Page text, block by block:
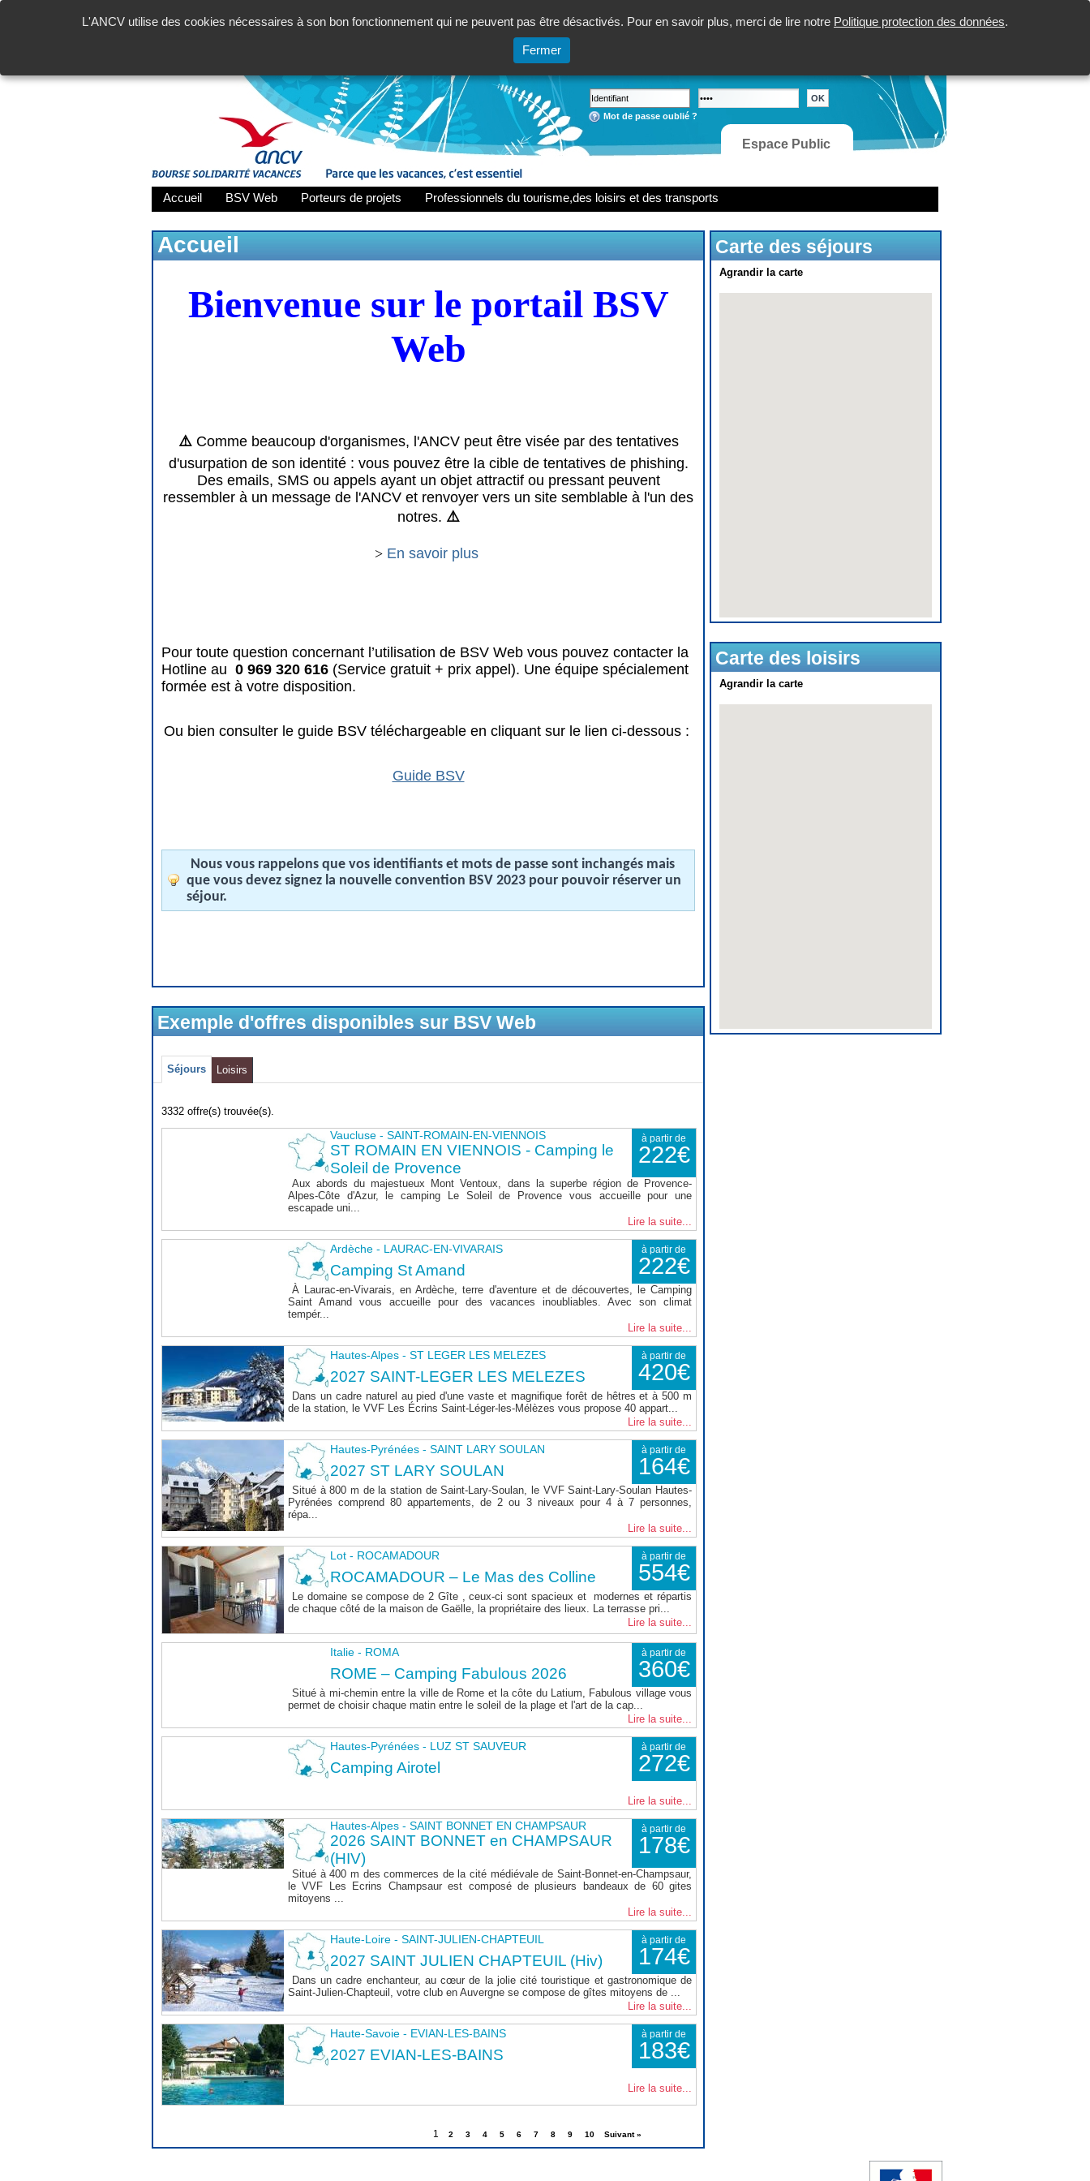
L'ANCV utilise des cookies nécessaires à son bon fonctionnement qui ne peuvent pas être désactivés. Pour en savoir plus, merci de lire notre Politique protection des données.
Fermer
Mot de passe oublié ?
Espace Public
Accueil BSV Web Porteurs de projets Professionnels du tourisme,des loisirs et des transports
Accueil
Bienvenue sur le portail BSV
Web
⚠️ Comme beaucoup d'organismes, l'ANCV peut être visée par des tentatives
d'usurpation de son identité : vous pouvez être la cible de tentatives de phishing.
Des emails, SMS ou appels ayant un objet attractif ou pressant peuvent
ressembler à un message de l'ANCV et renvoyer vers un site semblable à l'un des
notres. ⚠️
> En savoir plus
Pour toute question concernant l’utilisation de BSV Web vous pouvez contacter la
Hotline au 0 969 320 616 (Service gratuit + prix appel). Une équipe spécialement
formée est à votre disposition.
Ou bien consulter le guide BSV téléchargeable en cliquant sur le lien ci-dessous :
Guide BSV
Nous vous rappelons que vos identifiants et mots de passe sont inchangés mais
que vous devez signez la nouvelle convention BSV 2023 pour pouvoir réserver un
séjour.
Exemple d'offres disponibles sur BSV Web
Séjours Loisirs
3332 offre(s) trouvée(s).
Vaucluse - SAINT-ROMAIN-EN-VIENNOIS à partir de
222€
ST ROMAIN EN VIENNOIS - Camping le
Soleil de Provence
Aux abords du majestueux Mont Ventoux, dans la superbe région de Provence-
Alpes-Côte d'Azur, le camping Le Soleil de Provence vous accueille pour une
escapade uni...
Lire la suite...
Ardèche - LAURAC-EN-VIVARAIS à partir de
222€
Camping St Amand
À Laurac-en-Vivarais, en Ardèche, terre d'aventure et de découvertes, le Camping
Saint Amand vous accueille pour des vacances inoubliables. Avec son climat
tempér...
Lire la suite...
Hautes-Alpes - ST LEGER LES MELEZES à partir de
420€
2027 SAINT-LEGER LES MELEZES
Dans un cadre naturel au pied d'une vaste et magnifique forêt de hêtres et à 500 m
de la station, le VVF Les Écrins Saint-Léger-les-Mélèzes vous propose 40 appart...
Lire la suite...
Hautes-Pyrénées - SAINT LARY SOULAN à partir de
164€
2027 ST LARY SOULAN
Situé à 800 m de la station de Saint-Lary-Soulan, le VVF Saint-Lary-Soulan Hautes-
Pyrénées comprend 80 appartements, de 2 ou 3 niveaux pour 4 à 7 personnes,
répa...
Lire la suite...
Lot - ROCAMADOUR à partir de
554€
ROCAMADOUR – Le Mas des Colline
Le domaine se compose de 2 Gîte , ceux-ci sont spacieux et modernes et répartis
de chaque côté de la maison de Gaëlle, la propriétaire des lieux. La terrasse pri...
Lire la suite...
Italie - ROMA à partir de
360€
ROME – Camping Fabulous 2026
Situé à mi-chemin entre la ville de Rome et la côte du Latium, Fabulous village vous
permet de choisir chaque matin entre le soleil de la plage et l'art de la cap...
Lire la suite...
Hautes-Pyrénées - LUZ ST SAUVEUR à partir de
272€
Camping Airotel
Lire la suite...
Hautes-Alpes - SAINT BONNET EN CHAMPSAUR à partir de
178€
2026 SAINT BONNET en CHAMPSAUR
(HIV)
Situé à 400 m des commerces de la cité médiévale de Saint-Bonnet-en-Champsaur,
le VVF Les Ecrins Champsaur est composé de plusieurs bandeaux de 60 gites
mitoyens ...
Lire la suite...
Haute-Loire - SAINT-JULIEN-CHAPTEUIL à partir de
174€
2027 SAINT JULIEN CHAPTEUIL (Hiv)
Dans un cadre enchanteur, au cœur de la jolie cité touristique et gastronomique de
Saint-Julien-Chapteuil, votre club en Auvergne se compose de gîtes mitoyens de ...
Lire la suite...
Haute-Savoie - EVIAN-LES-BAINS à partir de
183€
2027 EVIAN-LES-BAINS
Lire la suite...
1 2 3 4 5 6 7 8 9 10 Suivant »
Carte des séjours
Agrandir la carte
Carte des loisirs
Agrandir la carte